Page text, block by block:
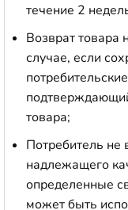
течение 2
Возврат товара
случае, если
товара;
Потребитель не
надлежащего
определенные
может быть